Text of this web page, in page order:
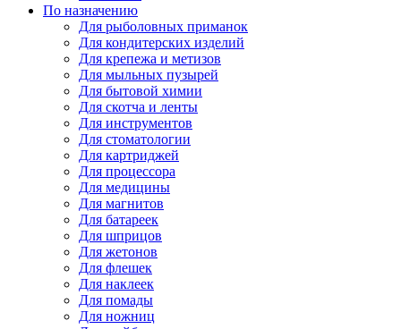
По назначению
Для рыболовных приманок
Для кондитерских изделий
Для крепежа и метизов
Для мыльных пузырей
Для бытовой химии
Для скотча и ленты
Для инструментов
Для стоматологии
Для картриджей
Для процессора
Для медицины
Для магнитов
Для батареек
Для шприцов
Для жетонов
Для флешек
Для наклеек
Для помады
Для ножниц